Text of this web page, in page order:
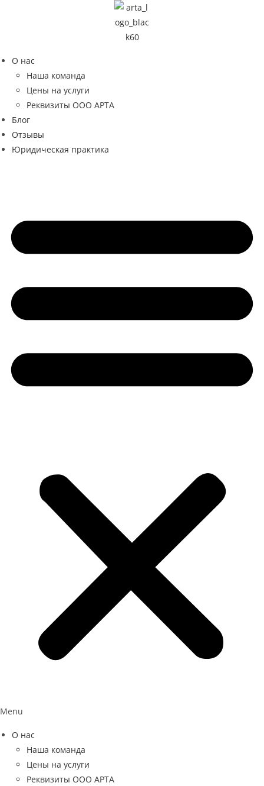
О нас
Наша команда
Цены на услуги
Реквизиты ООО АРТА
Блог
Отзывы
Юридическая практика
Menu
О нас
Наша команда
Цены на услуги
Реквизиты ООО АРТА